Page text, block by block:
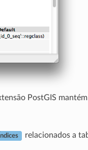
PostGIS
Índices
relacionados a